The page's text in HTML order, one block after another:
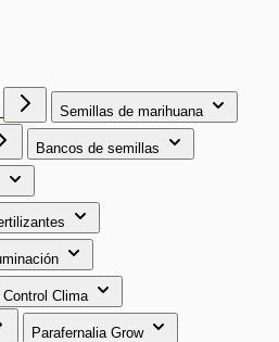
Semillas de marihuana
Bancos de semillas
Control Clima
Parafernalia Grow